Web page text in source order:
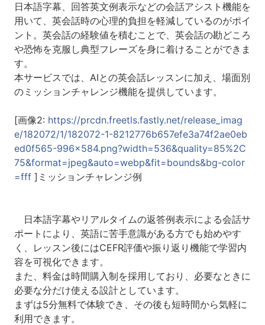
日本語字幕、回答英文例表示などの会話アシスト機能を
用いて、英会話時の心理的負担を軽減しているのがポイ
ント。英会話の経験値を積むことで、英会話の勘どころ
や恐怖を克服し典型フレーズを身に着けることができま
す。
本サービスでは、AIとの英会話レッスンに加え、場面別
のミッションチャレンジ機能を提供しています。
[画像2: https://prcdn.freetls.fastly.net/release_imag
e/182072/1/182072-1-8212776b657efe3a74f2ae0eb
ed0f565-996x584.png?width=536&quality=85%2C
75&format=jpeg&auto=webp&fit=bounds&bg-color
=fff]ミッションチャレンジ例
日本語字幕やリアルタイムの返答例表示による会話サ
ポートにより、英語に苦手意識がある方でも始めやす
く、レッスン後にはCEFR評価や振り返り機能で学習内
容を可視化できます。
また、料金は時間購入制を採用しており、必要なときに
必要な分だけ使える設計としています。
まずは5分無料で体験でき、その後も短時間から気軽に
利用できます。